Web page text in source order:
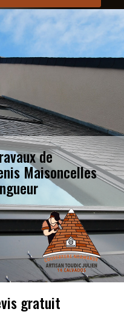
de
Maisoncelles
gratuit